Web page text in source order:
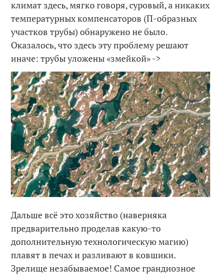
климат здесь, мягко говоря, суровый, а никаких
температурных компенсаторов (П-образных
участков трубы) обнаружено не было.
Оказалось, что здесь эту проблему решают
иначе: трубы уложены «змейкой» ->
Дальше всё это хозяйство (наверняка
предварительно проделав какую-то
дополнительную технологическую магию)
плавят в печах и разливают в ковшики.
Зрелище незабываемое! Самое грандиозное